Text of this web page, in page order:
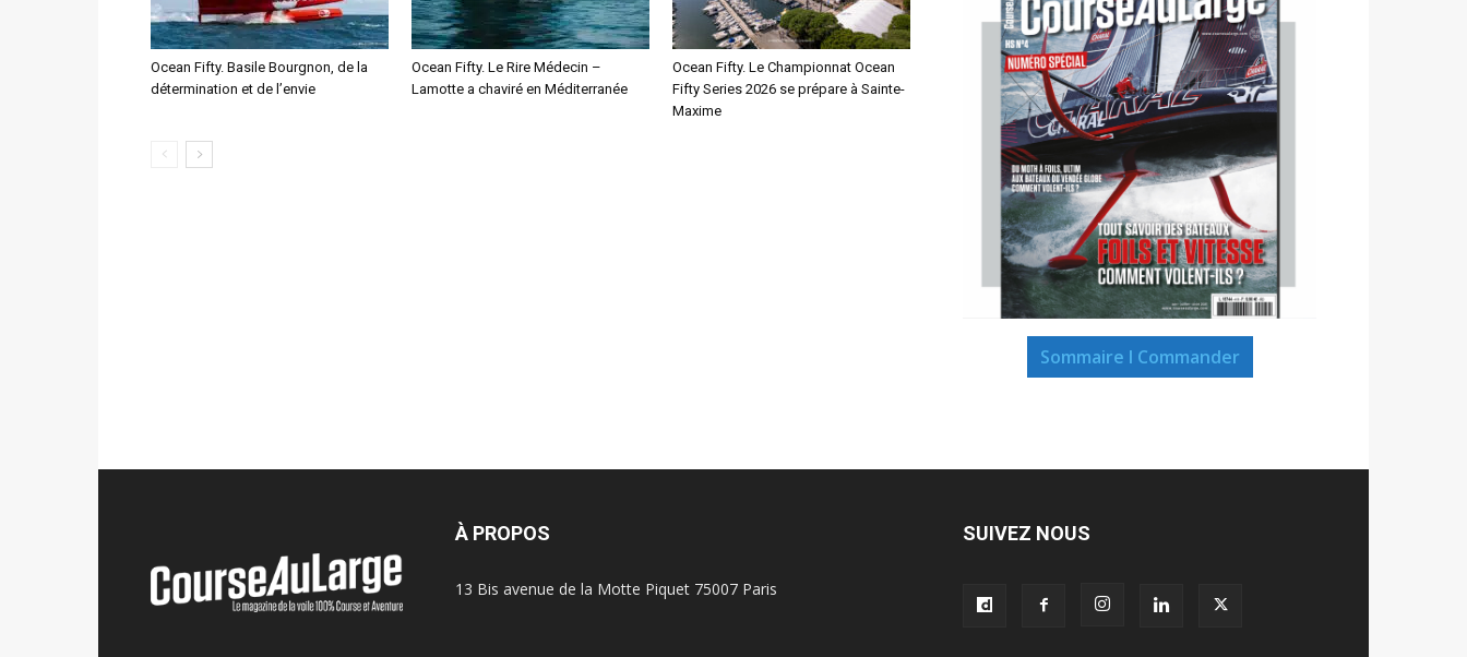
Ocean Fifty. Basile Bourgnon, de la
détermination et de l’envie
Ocean Fifty. Le Rire Médecin –
Lamotte a chaviré en Méditerranée
Ocean Fifty. Le Championnat Ocean
Fifty Series 2026 se prépare à Sainte-
Maxime
Sommaire I Commander
À PROPOS
13 Bis avenue de la Motte Piquet 75007 Paris
SUIVEZ NOUS